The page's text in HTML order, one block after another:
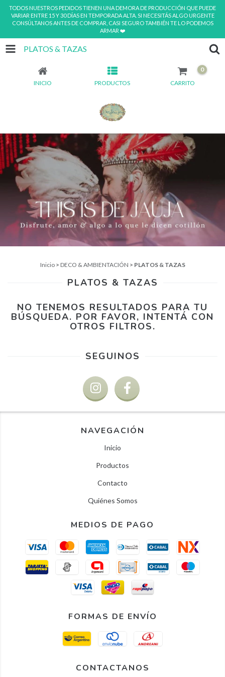
TODOS NUESTROS PEDIDOS TIENEN UNA DEMORA DE PRODUCCIÓN QUE PUEDE
VARIAR ENTRE 15 Y 30 DÍAS EN TEMPORADA ALTA. SI NECESITÁS ALGO URGENTE
CONSÚLTANOS ANTES DE COMPRAR, CASI SEGURO TAMBIÉN TE LO PODEMOS
ARMAR ❤️
PLATOS & TAZAS
INICIO PRODUCTOS CARRITO
0
Inicio > DECO & AMBIENTACIÓN > PLATOS & TAZAS
PLATOS & TAZAS
NO TENEMOS RESULTADOS PARA TU
BÚSQUEDA. POR FAVOR, INTENTÁ CON
OTROS FILTROS.
SEGUINOS
NAVEGACIÓN
Inicio
Productos
Contacto
Quiénes Somos
MEDIOS DE PAGO
FORMAS DE ENVÍO
CONTACTANOS